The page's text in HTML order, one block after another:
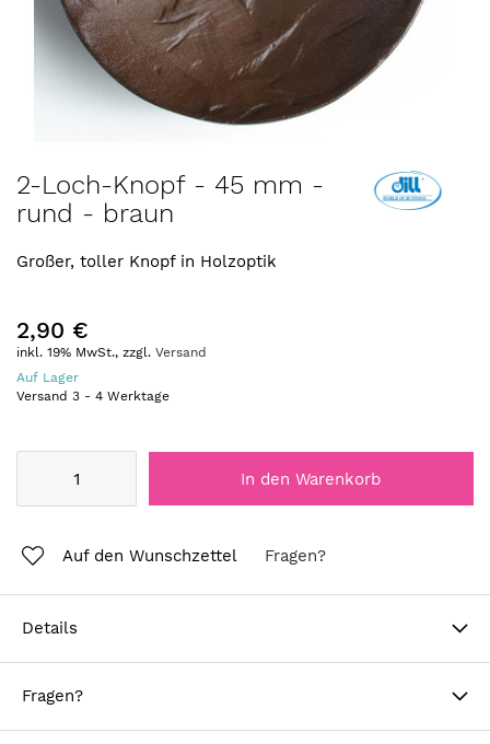
Anfang
der
springen
2-Loch-Knopf - 45 mm -
rund - braun
Großer, toller Knopf in Holzoptik
2,90 €
inkl. 19% MwSt., zzgl. Versand
Auf Lager
Versand 3 - 4 Werktage
In den Warenkorb
Auf den Wunschzettel Fragen?
Details
Fragen?